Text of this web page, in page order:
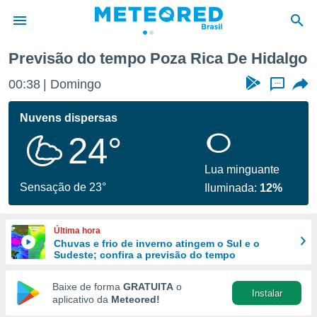
da
fornecidas
a este
das
e
forma
digital
Previsão do tempo Poza Rica De Hidalgo
00:38 Domingo ...
Nuvens dispersas
24°
Sensação de 23°
Lua minguante
Iluminada: 12%
Última hora
Chuvas e frio de inverno atingem o Sul e o
Sudeste; confira a previsão do tempo
Baixe de forma GRATUITA o
aplicativo da Meteored!
Instalar